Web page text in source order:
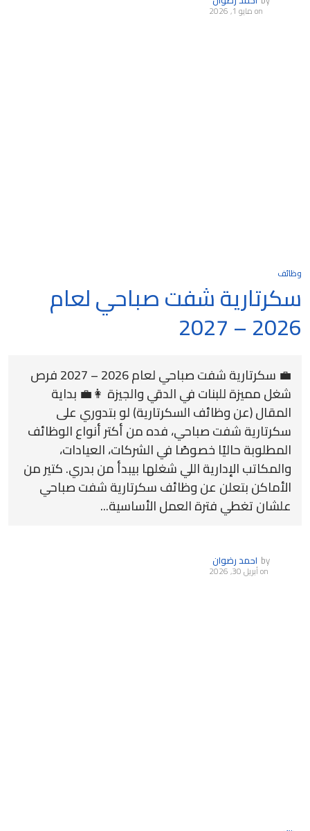
onمايو 1, 2026
وظائف
سكرتارية شفت صباحي لعام
2026 – 2027
💼 سكرتارية شفت صباحي لعام 2026 – 2027 فرص
شغل مميزة للبنات في الدقي والجيزة 👩‍💼 بداية
المقال (عن وظائف السكرتارية) لو بتدوري على
سكرتارية شفت صباحي، فده من أكتر أنواع الوظائف
المطلوبة حاليًا خصوصًا في الشركات، العيادات،
والمكاتب الإدارية اللي شغلها بيبدأ من بدري. كتير من
الأماكن بتعلن عن وظائف سكرتارية شفت صباحي
علشان تغطي فترة العمل الأساسية...
by احمد رضوان
onأبريل 30, 2026